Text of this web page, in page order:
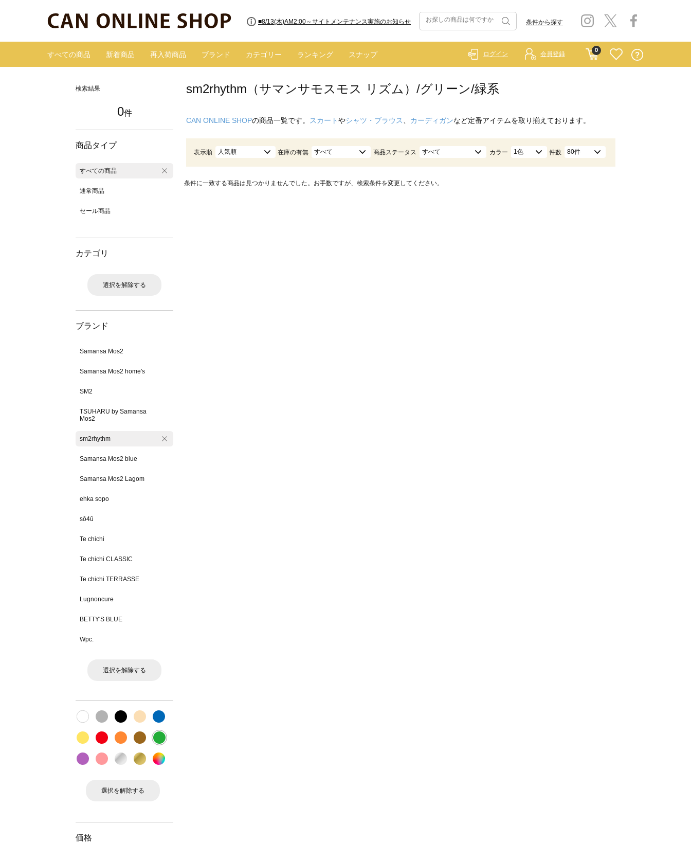
■8/13(木)AM2:00～サイトメンテナンス実施のお知らせ 条件から探す
すべての商品 新着商品 再入荷商品 ブランド カテゴリー ランキング スナップ
0
ログイン 会員登録
検索結果
0件
商品タイプ
すべての商品
通常商品
セール商品
カテゴリ
選択を解除する
ブランド
Samansa Mos2
Samansa Mos2 home's
SM2
TSUHARU by Samansa
Mos2
sm2rhythm
Samansa Mos2 blue
Samansa Mos2 Lagom
ehka sopo
sō4ū
Te chichi
Te chichi CLASSIC
Te chichi TERRASSE
Lugnoncure
BETTY'S BLUE
Wpc.
選択を解除する
選択を解除する
価格
sm2rhythm（サマンサモスモス リズム）/グリーン/緑系
CAN ONLINE SHOPの商品一覧です。 スカートやシャツ・ブラウス カーディガンなど定番アイテムを取り揃えております。
表示順 人気順 在庫の有無 すべて 商品ステータス すべて カラー 1色 件数 80件
条件に一致する商品は見つかりませんでした。お手数ですが、検索条件を変更してください。